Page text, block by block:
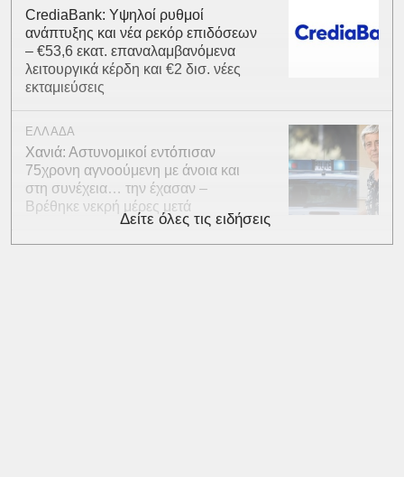
CrediaBank: Υψηλοί ρυθμοί
ανάπτυξης και νέα ρεκόρ επιδόσεων
– €53,6 εκατ. επαναλαμβανόμενα
λειτουργικά κέρδη και €2 δισ. νέες
εκταμιεύσεις
ΕΛΛΑΔΑ
Χανιά: Αστυνομικοί εντόπισαν
75χρονη αγνοούμενη με άνοια και
στη συνέχεια… την έχασαν –
Βρέθηκε νεκρή μέρες μετά
Δείτε όλες τις ειδήσεις